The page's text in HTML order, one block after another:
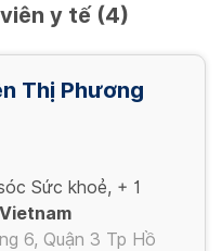
y tế (4)
Thị Phương
Sức khoẻ, + 1
6, Quận 3 Tp Hồ